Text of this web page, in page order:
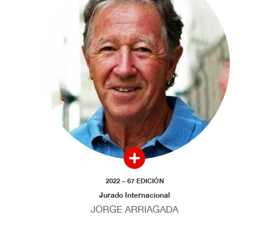
2022 – 67 EDICIÓN
Jurado Internacional
JORGE ARRIAGADA